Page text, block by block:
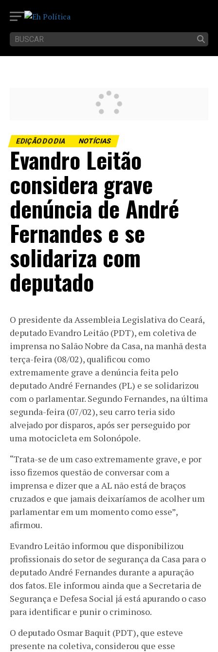
EDIÇÃO DO DIA NOTÍCIAS
Evandro Leitão
considera grave
denúncia de André
Fernandes e se
solidariza com
deputado
O presidente da Assembleia Legislativa do Ceará,
deputado Evandro Leitão (PDT), em coletiva de
imprensa no Salão Nobre da Casa, na manhã desta
terça-feira (08/02), qualificou como
extremamente grave a denúncia feita pelo
deputado André Fernandes (PL) e se solidarizou
com o parlamentar. Segundo Fernandes, na última
segunda-feira (07/02), seu carro teria sido
alvejado por disparos, após ser perseguido por
uma motocicleta em Solonópole.
“Trata-se de um caso extremamente grave, e por
isso fizemos questão de conversar com a
imprensa e dizer que a AL não está de braços
cruzados e que jamais deixaríamos de acolher um
parlamentar em um momento como esse”,
afirmou.
Evandro Leitão informou que disponibilizou
profissionais do setor de segurança da Casa para o
deputado André Fernandes durante a apuração
dos fatos. Ele informou ainda que a Secretaria de
Segurança e Defesa Social já está apurando o caso
para identificar e punir o criminoso.
O deputado Osmar Baquit (PDT), que esteve
presente na coletiva, considerou que esse